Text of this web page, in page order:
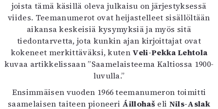
Lehdet
4/2026
2–3/2026
1/2026
6/2025
5/2025 saame
5/2025
Lehtiarkisto
joista tämä käsillä oleva julkaisu on järjestyksessä
viides. Teemanumerot ovat heijastelleet sisällöltään
aikansa keskeisiä kysymyksiä ja myös sitä
tiedontarvetta, jota kunkin ajan kirjoittajat ovat
kokeneet merkittäväksi, kuten Veli-Pekka Lehtola
kuvaa artikkelissaan ”Saamelaisteema Kaltiossa 1900-
luvulla.”
Ensimmäisen vuoden 1966 teemanumeron toimitti
saamelaisen taiteen pioneeri Áillohaš eli Nils-Aslak